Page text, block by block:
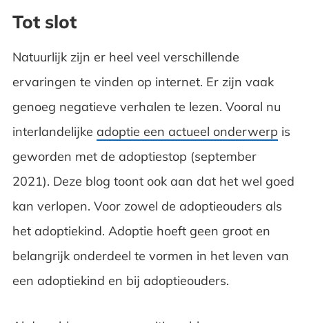
Tot slot
Natuurlijk zijn er heel veel verschillende
ervaringen te vinden op internet. Er zijn vaak
genoeg negatieve verhalen te lezen. Vooral nu
interlandelijke adoptie een actueel onderwerp is
geworden met de adoptiestop (september
2021). Deze blog toont ook aan dat het wel goed
kan verlopen. Voor zowel de adoptieouders als
het adoptiekind. Adoptie hoeft geen groot en
belangrijk onderdeel te vormen in het leven van
een adoptiekind en bij adoptieouders.